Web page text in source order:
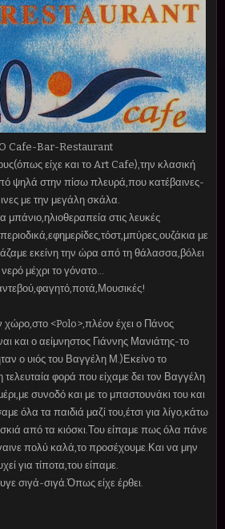
Cafe-Bar-Restaurant
είχε και το Art Cafe),την κλασική
ψηλά στην πίσω πλευρά,που κατέβαινες-
με την μεγάλη σκάλα.
μπάνιο,ηλιοθεραπεία στις λευκές
με
εκείνη την ώρα από τη θάλασσα,βόλει
μέχρι το γόνατο...
χώρο,στο <Polo>,πλέον έχει ο Πάνος
και ο αείμνηστος Γιάννης Μανιάτης-το
ο υιός του Βαγγέλη Μ.)Εκείνο το
τελευταία φορά που είχαμε δει τον Βαγγέλη
συνοδό και με το μπαστουνάκι του και
όλα τα παιδιά μαζί του,έτσι για λίγο,κάτω
από τα κιόσκι.Του είπαμε πως όλα πάνε
πολύ καλά,το προσέχουμε.Και να μην
για τίποτα,του είπαμε.
σιγά-σιγά.Όπως είχε έρθει.